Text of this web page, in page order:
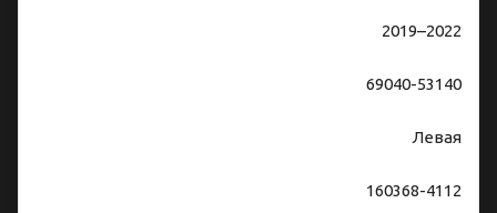
2019–2022
69040-53140
Левая
160368-4112